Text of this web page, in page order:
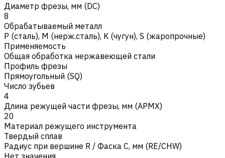
Диаметр фрезы, мм (DC)
8
Обрабатываемый металл
Р (сталь), M (нерж.сталь), K (чугун), S (жаропрочные)
Применяемость
Общая обработка нержавеющей стали
Профиль фрезы
Прямоугольный (SQ)
Число зубьев
4
Длина режущей части фрезы, мм (APMX)
20
Материал режущего инструмента
Твердый сплав
Радиус при вершине R / Фаска C, мм (RE/CHW)
Нет значения